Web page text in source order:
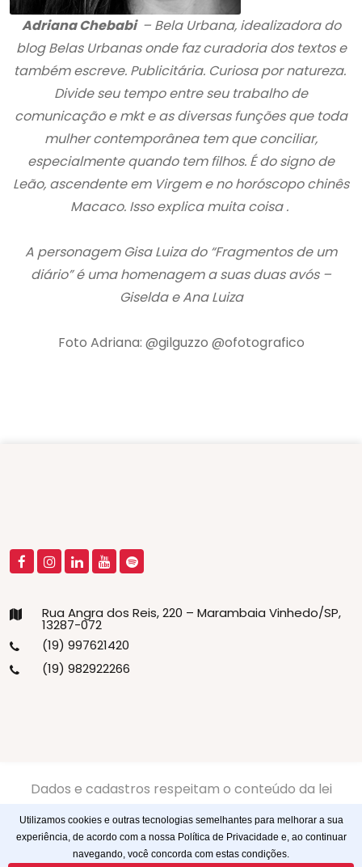
Adriana Chebabi – Bela Urbana, idealizadora do
blog Belas Urbanas onde faz curadoria dos textos e
também escreve. Publicitária. Curiosa por natureza.
Divide seu tempo entre seu trabalho de
comunicação e mkt e as diversas funções que toda
mulher contemporânea tem que conciliar,
especialmente quando tem filhos. É do signo de
Leão, ascendente em Virgem e no horóscopo chinês
Macaco. Isso explica muita coisa .
A personagem Gisa Luiza do “Fragmentos de um
diário” é uma homenagem a suas duas avós –
Giselda e Ana Luiza
Foto Adriana: @gilguzzo @ofotografico
Rua Angra dos Reis, 220 – Marambaia Vinhedo/SP,
13287-072
(19) 997621420
(19) 982922266
Dados e cadastros respeitam o conteúdo da lei
13.709/2018 LGPD -
Politíca de Privacidade
Politíca de
Cookies
Utilizamos cookies e outras tecnologias semelhantes para melhorar a sua
experiência, de acordo com a nossa Política de Privacidade e, ao continuar
navegando, você concorda com estas condições.